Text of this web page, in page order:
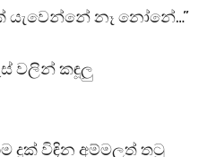
නෑ නෝනේ…”
වලින් කඳූලු
දුක් විඳින අම්මලත් තටු